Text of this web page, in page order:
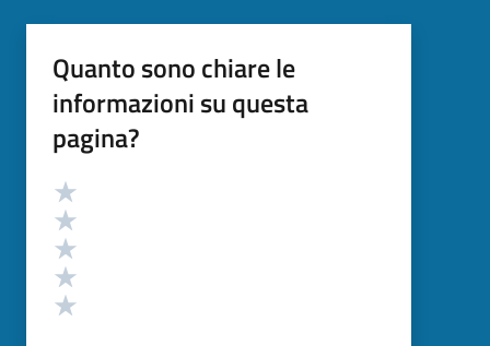
Quanto sono chiare le
informazioni su questa
pagina?
Valutazione